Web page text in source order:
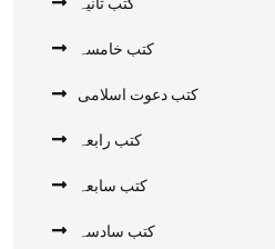
کتب خامسہ
کتب دعوت اسلامی
کتب رابعہ
کتب سابعہ
کتب سادسہ